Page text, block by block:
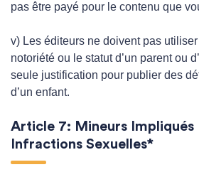
pas être payé pour le contenu que
v) Les éditeurs ne doivent pas
notoriété ou le statut d’un parent ou
seule justification pour publier des
d’un enfant.
Article 7: Mineurs Impliqués
Infractions Sexuelles*